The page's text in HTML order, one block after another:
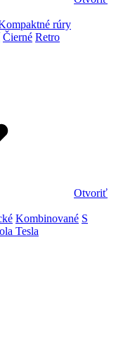
rúry
Čierné Retro
Otvoriť
Kombinované S
Tesla